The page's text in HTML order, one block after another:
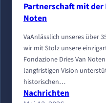
Partnerschaft mit der
Noten
VaAnlässlich unseres über
wir mit Stolz unsere
Fondazione Dries Van
langfristigen Vision
historischen…
Nachrichten